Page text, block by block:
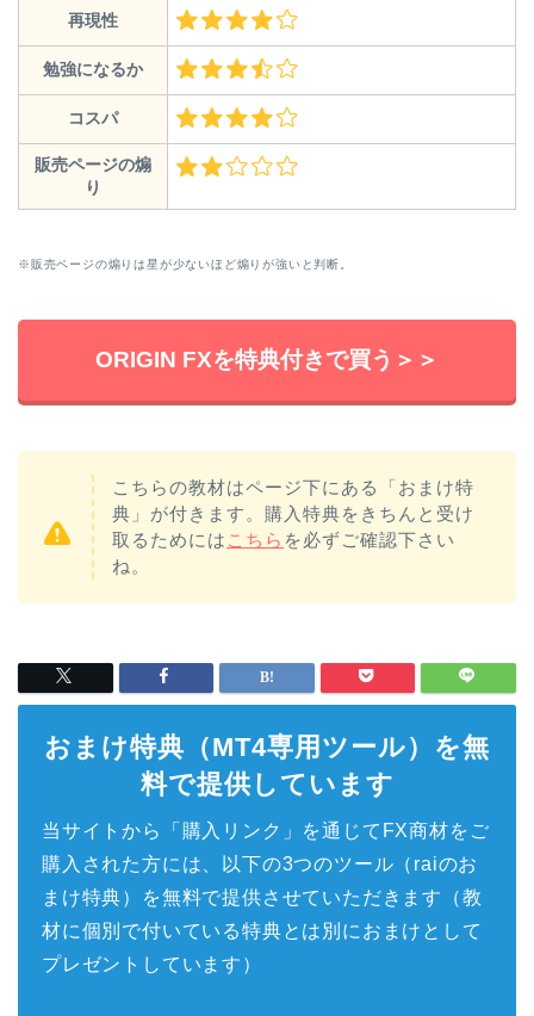
再現性
勉強になるか
コスパ
販売ページの煽
り
※販売ページの煽りは星が少ないほど煽りが強いと判断。
ORIGIN FXを特典付きで買う＞＞
こちらの教材はページ下にある「おまけ特
典」が付きます。購入特典をきちんと受け
取るためには こちら を必ずご確認下さい
ね。
おまけ特典（MT4専用ツール）を無
料で提供しています
当サイトから「購入リンク」を通じてFX商材をご
購入された方には、以下の3つのツール（raiのお
まけ特典）を無料で提供させていただきます（教
材に個別で付いている特典とは別におまけとして
プレゼントしています）